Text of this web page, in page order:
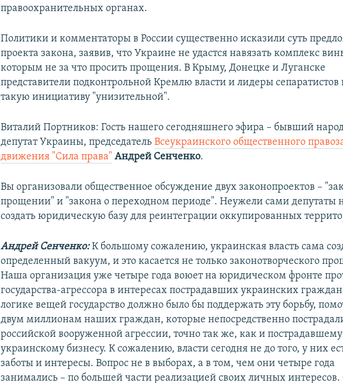
правоохранительных органах.
Политики и комментаторы в России существенно исказили суть
проекта закона, заявив, что Украине не удастся навязать комплекс
которым не за что просить прощения. В Крыму, Донецке и Луганске
представители подконтрольной Кремлю власти и лидеры сепаратистов
такую инициативу "унизительной".
Виталий Портников: Гость нашего сегодняшнего эфира – бывший
депутат Украины, председательВсеукраинского общественного
движения "Сила права" Андрей Сенченко.
Вы организовали общественное обсуждение двух законопроектов –
прощении" и "закона о переходном периоде". Неужели сами депутаты
создать юридическую базу для реинтеграции оккупированных
Андрей Сенченко:К большому сожалению, украинская власть сама
определенный вакуум, и это касается не только законотворческого
Наша организация уже четыре года воюет на юридическом фронте
государства-агрессора в интересах пострадавших украинских
логике вещей государство должно было бы поддержать эту борьбу,
двум миллионам наших граждан, которые непосредственно
российской вооруженной агрессии, точно так же, как и пострадавшему
украинскому бизнесу. К сожалению, власти сегодня не до того, у них
заботы и интересы. Вопрос не в выборах, а в том, чем они четыре года
занимались – по большей части реализацией своих личных интересов.